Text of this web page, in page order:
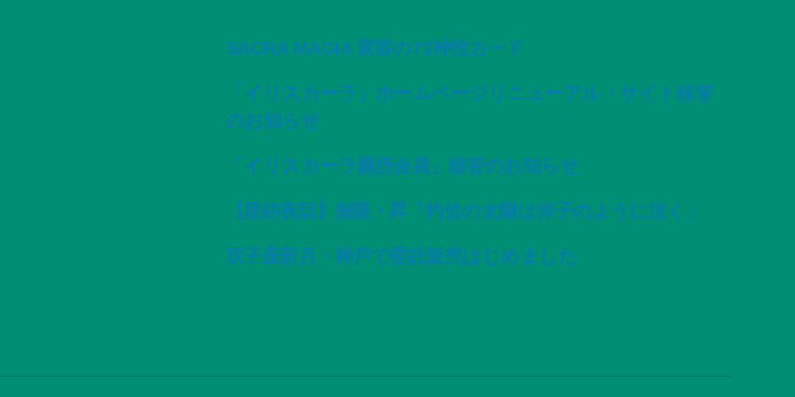
SACRA MAGIA 変容の72神性カード
「イリスカーラ」ホームページリニューアル・サイト移管
のお知らせ
「イリスカーラ購読会員」移管のお知らせ
【星紡夜話】無限・昇「灼位の太陽は赤子のように泣く」
双子座新月・神戸で委託販売はじめました